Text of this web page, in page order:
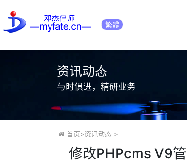
繁體
资讯动态
与时俱进，精研业务
首页>资讯动态>
修改PHPcms V9